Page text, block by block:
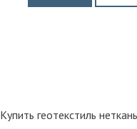
Купить геотекстиль